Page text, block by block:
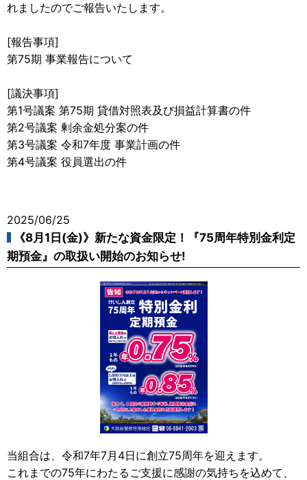
れましたのでご報告いたします。
[報告事項]
第75期 事業報告について
[議決事項]
第1号議案 第75期 貸借対照表及び損益計算書の件
第2号議案 剰余金処分案の件
第3号議案 令和7年度 事業計画の件
第4号議案 役員選出の件
2025/06/25
《8月1日(金)》新たな資金限定！『75周年特別金利定
期預金』の取扱い開始のお知らせ!
当組合は、令和7年7月4日に創立75周年を迎えます。
これまでの75年にわたるご支援に感謝の気持ちを込めて、